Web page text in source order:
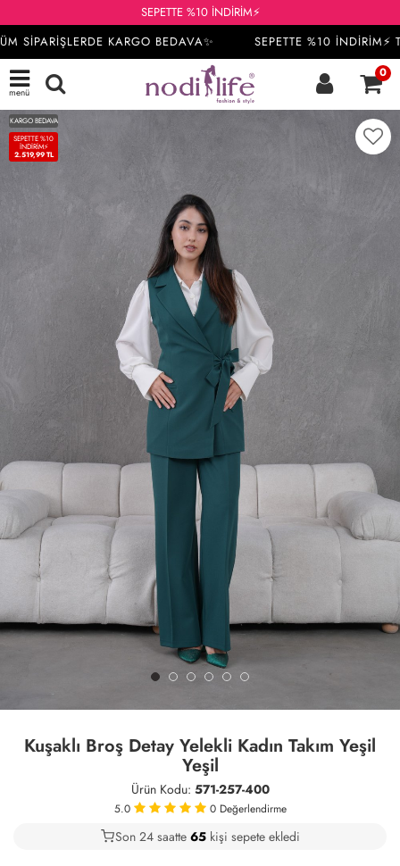
SEPETTE %10 İNDİRİM⚡
SİPARİŞLERDE KARGO BEDAVA✨
SEPETTE %10 İNDİRİM⚡
menü
0
KARGO BEDAVA
SEPETTE %10
İNDIRIM⚡
2.519,99 TL
Kuşaklı Broş Detay Yelekli Kadın Takım Yeşil
Yeşil
Ürün Kodu: 571-257-400
5.0 0 Değerlendirme
31
Son 24 saatte 65kişi sepete ekledi
15